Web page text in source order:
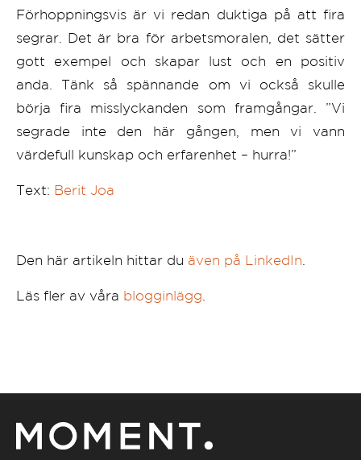
Förhoppningsvis är vi redan duktiga på att fira
segrar. Det är bra för arbetsmoralen, det sätter
gott exempel och skapar lust och en positiv
anda. Tänk så spännande om vi också skulle
börja fira misslyckanden som framgångar. ”Vi
segrade inte den här gången, men vi vann
värdefull kunskap och erfarenhet – hurra!”
Text: Berit Joa
Den här artikeln hittar du även på LinkedIn
Läs fler av våra blogginlägg